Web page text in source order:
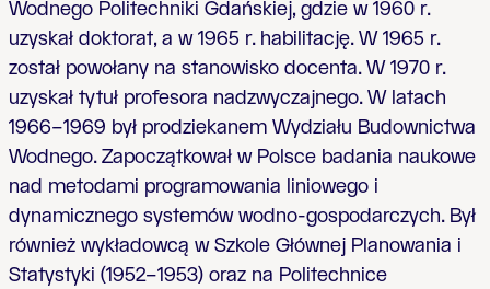
Wodnego Politechniki Gdańskiej, gdzie w 1960 r.
uzyskał doktorat, a w 1965 r. habilitację. W 1965 r.
został powołany na stanowisko docenta. W 1970 r.
uzyskał tytuł profesora nadzwyczajnego. W latach
1966–1969 był prodziekanem Wydziału Budownictwa
Wodnego. Zapoczątkował w Polsce badania naukowe
nad metodami programowania liniowego i
dynamicznego systemów wodno-gospodarczych. Był
również wykładowcą w Szkole Głównej Planowania i
Statystyki (1952–1953) oraz na Politechnice